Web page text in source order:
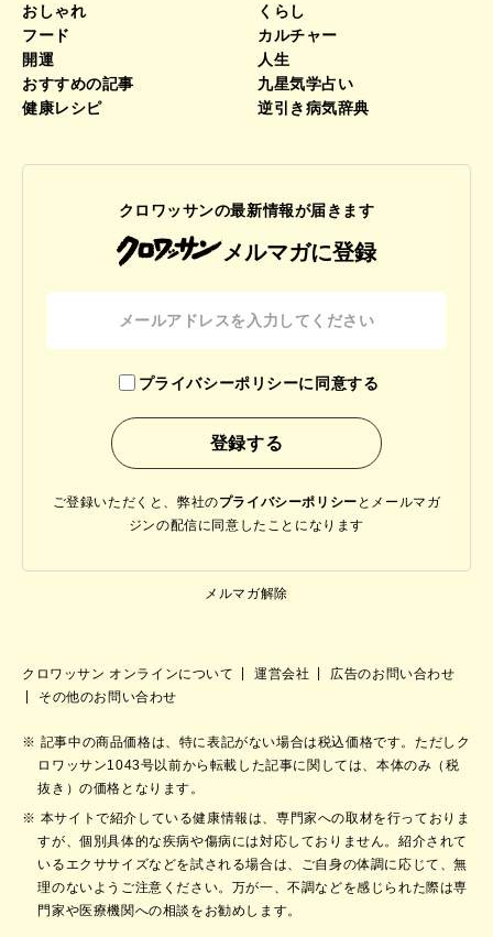
おしゃれ
くらし
フード
カルチャー
開運
人生
おすすめの記事
九星気学占い
健康レシピ
逆引き病気辞典
クロワッサンの最新情報が届きます
メルマガに登録
プライバシーポリシーに同意する
ご登録いただくと、弊社のプライバシーポリシー と メールマガ
ジンの配信に同意したことになります
メルマガ解除
クロワッサン オンラインについて 運営会社
広告のお問い合わせ
その他のお問い合わせ
記事中の商品価格は、特に表記がない場合は税込価格です。ただしク
ロワッサン1043号以前から転載した記事に関しては、本体のみ（税
抜き）の価格となります。
本サイトで紹介している健康情報は、専門家への取材を行っておりま
すが、個別具体的な疾病や傷病には対応しておりません。紹介されて
いるエクササイズなどを試される場合は、ご自身の体調に応じて、無
理のないようご注意ください。万が一、不調などを感じられた際は専
門家や医療機関への相談をお勧めします。